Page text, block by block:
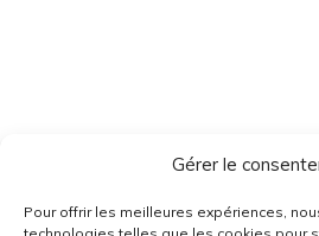
Gérer le
Pour offrir les meilleures expériences,